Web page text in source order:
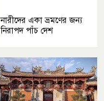
নারীদের একা ভ্রমণের জন্য
নিরাপদ পাঁচ দেশ